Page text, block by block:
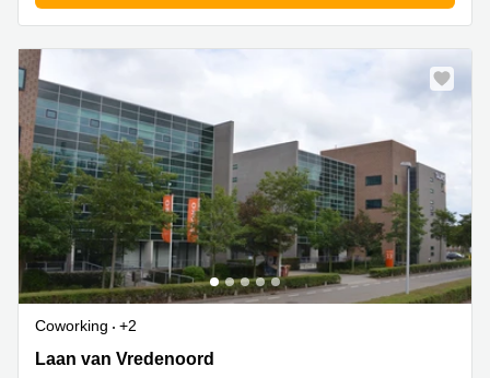
Coworking
+2
Laan van Vredenoord 33, Rijswijk
Laan van Vredenoord